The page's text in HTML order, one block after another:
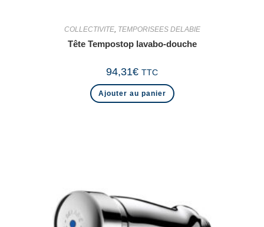
COLLECTIVITE, TEMPORISEES DELABIE
Tête Tempostop lavabo-douche
94,31€ TTC
Ajouter au panier